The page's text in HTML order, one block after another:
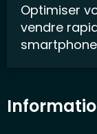
Optimiser
vendre